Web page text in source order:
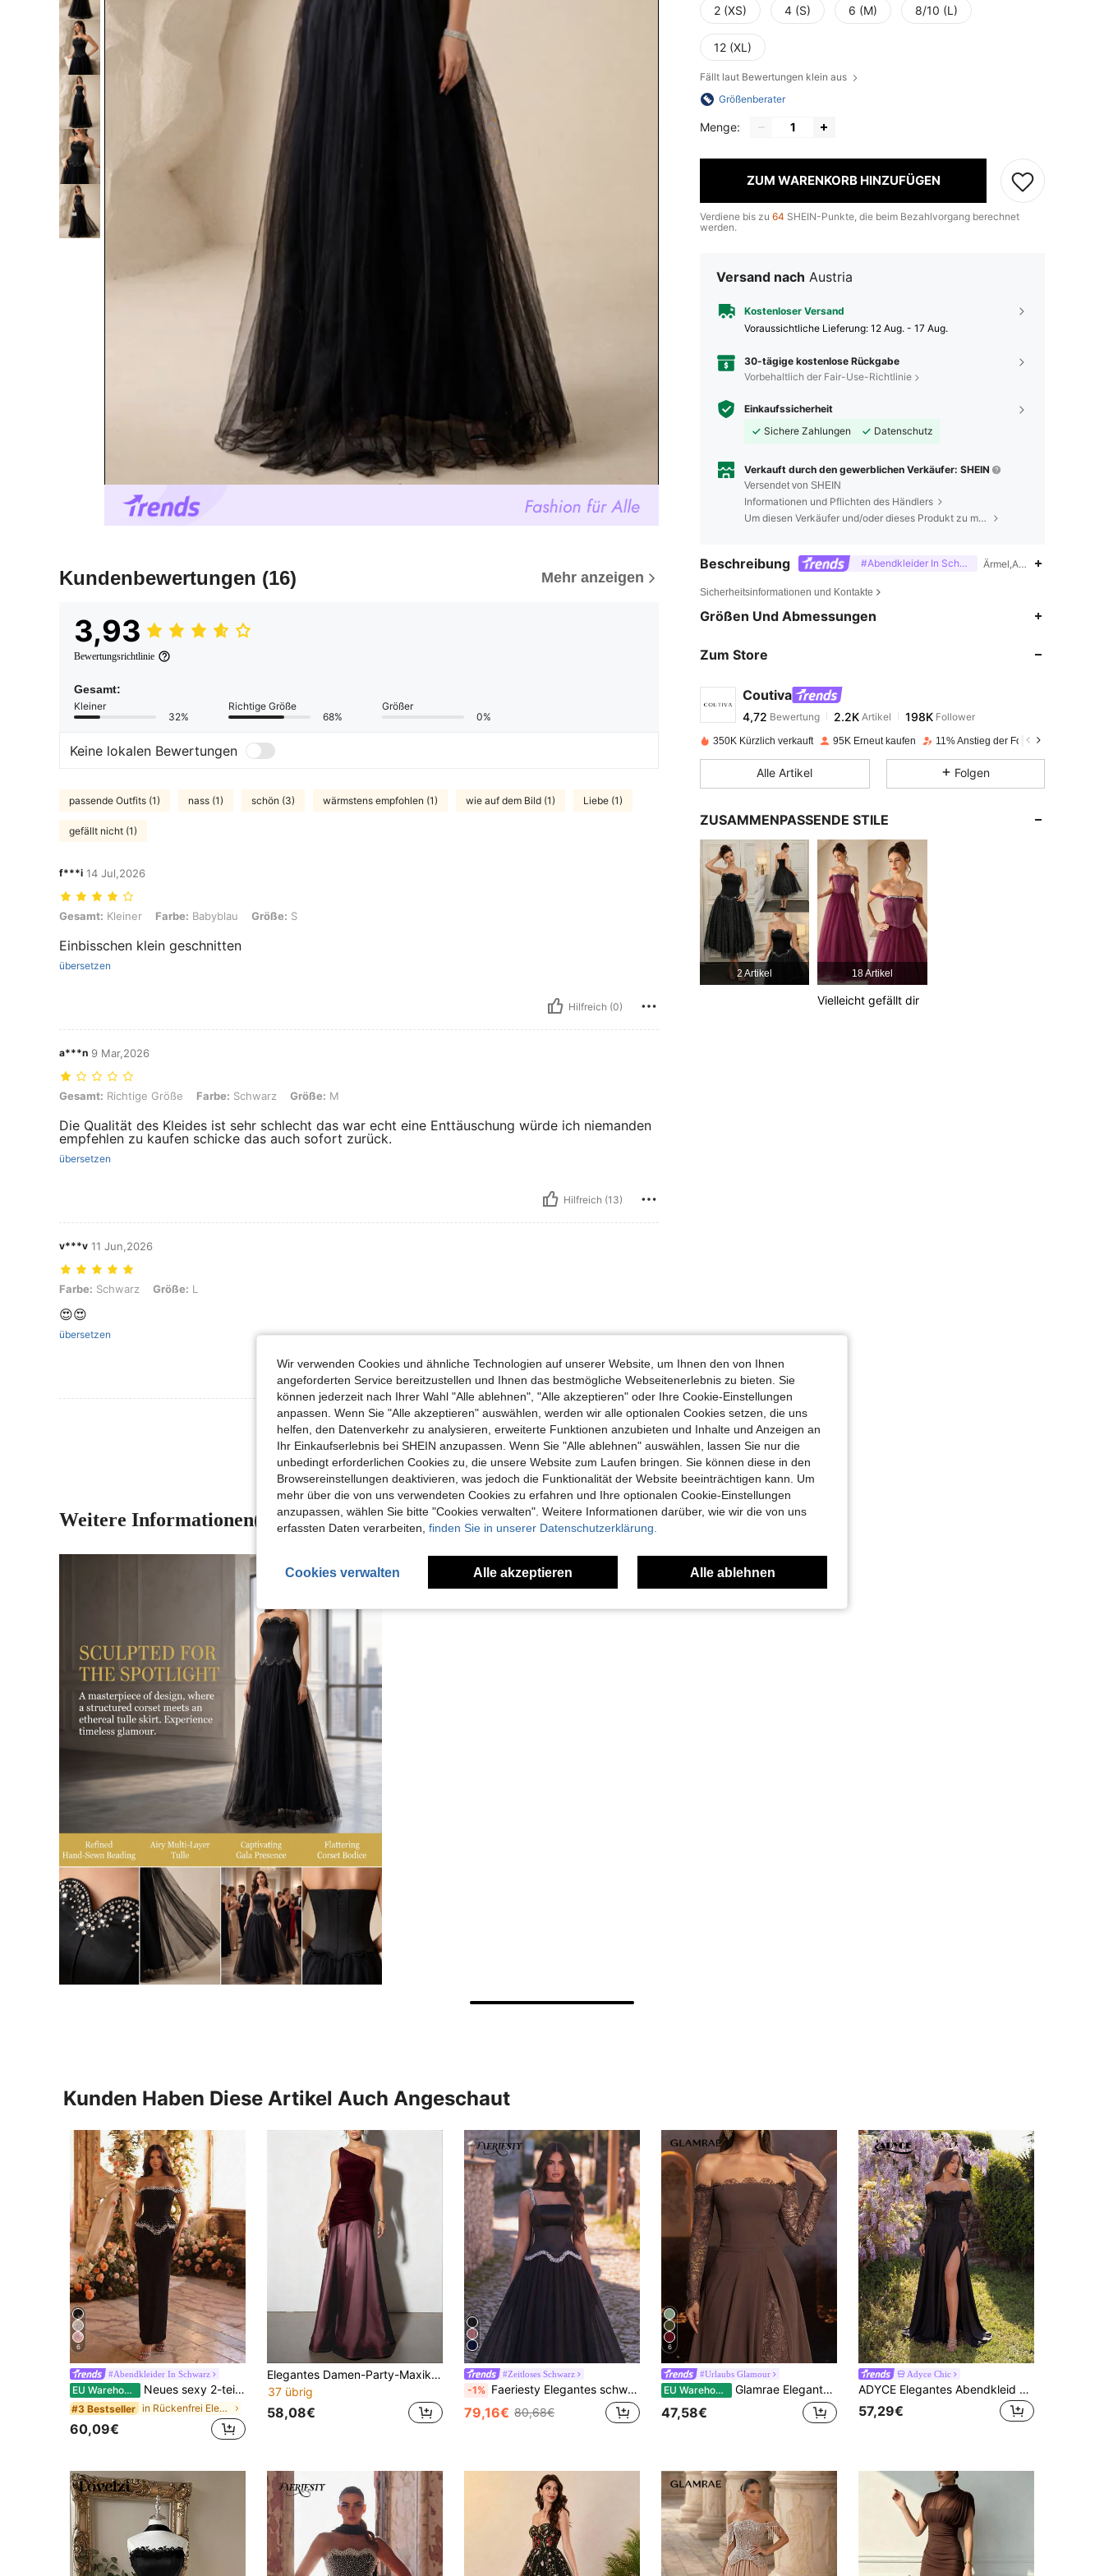
Kundenbewertungen (16) Mehr anzeigen
3,93
Bewertungsrichtlinie
Gesamt:
Kleiner
32%
Richtige Größe
68%
Größer
0%
Keine lokalen Bewertungen
passende Outfits (1) nass (1) schön (3) wärmstens empfohlen (1) wie auf dem Bild (1) Liebe (1)
gefällt nicht (1)
f***i 14 Jul,2026
Gesamt: Kleiner, Farbe: Babyblau, Größe: S
Gesamt: Kleiner Farbe: Babyblau Größe: S
Einbisschen klein geschnitten
übersetzen
Hilfreich (0)
a***n 9 Mar,2026
Gesamt: Richtige Größe, Farbe: Schwarz, Größe: M
Gesamt: Richtige Größe Farbe: Schwarz Größe: M
Die Qualität des Kleides ist sehr schlecht das war echt eine Enttäuschung würde ich niemanden
empfehlen zu kaufen schicke das auch sofort zurück.
übersetzen
Hilfreich (13)
v***v 11 Jun,2026
Farbe: Schwarz, Größe: L
Farbe: Schwarz Größe: L
😍😍
übersetzen
Hilfreich (6)
Mehr Bewertungen Ansehen
2 (XS) 4 (S) 6 (M) 8/10 (L)
12 (XL)
Fällt laut Bewertungen klein aus
Größenberater
Menge:
ZUM WARENKORB HINZUFÜGEN
Verdiene bis zu 64 SHEIN-Punkte, die beim Bezahlvorgang berechnet
werden.
Versand nach Austria
Kostenloser Versand
Voraussichtliche Lieferung: 12 Aug. - 17 Aug.
30-tägige kostenlose Rückgabe
Vorbehaltlich der Fair-Use-Richtlinie
Einkaufssicherheit
Sichere Zahlungen
Datenschutz
Verkauft durch den gewerblichen Verkäufer: SHEIN
Versendet von SHEIN
Informationen und Pflichten des Händlers
Um diesen Verkäufer und/oder dieses Produkt zu melden
Beschreibung #Abendkleider In Schwarz
Sicherheitsinformationen und Kontakte
Größen Und Abmessungen
Zum Store
Coutiva
4,72
4,72 Bewertung 2.2K
m***mbezahltVor 1 Tag
4,72 2.2K 198K
4,72 2.2K 198K
4,72 2.2K 198K
2.2K 198K
350K Kürzlich verkauft 95K Erneut kaufen 11% Anstieg der Follower
Alle Artikel Folgen
ZUSAMMENPASSENDE STILE
2 Artikel 18 Artikel
Vielleicht gefällt dir
Weitere Informationen(1)
Kunden Haben Diese Artikel Auch Angeschaut
6
#Abendkleider In Schwarz
EU Warehouse Neues sexy 2-teiliges Set für Frauen, mit glänzendem Perlen-Dekor Neckholder Rückenfreies Rüschen-Top und figurbetontem Bodycon-Rock mit Schlitz, geeignet für formelle Anlässe wie Partys, Hochzeiten, Dates
#3 Bestseller in Rückenfrei Elegante Abendkleider
60,09€
Elegantes Damen-Party-Maxikleid, burgunderrotes ärmelloses Samt-Oberteil mit Satin-A-Linien-Rock, geeignet für Hochzeiten und Feiertage im Herbst
37 übrig
58,08€
#Zeitloses Schwarz
-1% Faeriesty Elegantes schwarzes Damen-Abendkleid mit ausgestelltem Rock, Spaghettiträger-Ausschnitt, Perlenverzierung, nicht dehnbar, strahlt charmante Eleganz aus. Party Hochzeit Herbst
79,16€ 80,68€
6
#Urlaubs Glamour
EU Warehouse Glamrae Elegantes minimalistisches strukturiertes Abendkleid mit Off-Shoulder-Ausschnitt, Spitzenbesatz, geraffter Halbdurchsichtigkeit und doppeltem Schlitz-Saum, Festliches Kleid, leichtes Mesh-Kleid, Valentinstag
47,58€
Adyce Chic
ADYCE Elegantes Abendkleid mit einer Schulter, Spitze, langen Ärmeln, Falten, Korsettstangen, hoher Taille, hohem Schlitz, rückenfrei, Schleppe mit Bindung, A-Linie, bodenlang, geeignet für Abschlussball, Geburtstagsparty, Abendessen, Homecoming-Party, Hochzeitsgast, formelles Abendessen, Familientreffen und andere Anlässe
57,29€
Wir verwenden Cookies und ähnliche Technologien auf unserer Website, um Ihnen den von Ihnen
angeforderten Service bereitzustellen und Ihnen das bestmögliche Webseitenerlebnis zu bieten. Sie
können jederzeit nach Ihrer Wahl "Alle ablehnen", "Alle akzeptieren" oder Ihre Cookie-Einstellungen
anpassen. Wenn Sie "Alle akzeptieren" auswählen, werden wir alle optionalen Cookies setzen, die uns
helfen, den Datenverkehr zu analysieren, erweiterte Funktionen anzubieten und Inhalte und Anzeigen an
Ihr Einkaufserlebnis bei SHEIN anzupassen. Wenn Sie "Alle ablehnen" auswählen, lassen Sie nur die
unbedingt erforderlichen Cookies zu, die unsere Website zum Laufen bringen. Sie können diese in den
Browsereinstellungen deaktivieren, was jedoch die Funktionalität der Website beeinträchtigen kann. Um
mehr über die von uns verwendeten Cookies zu erfahren und Ihre optionalen Cookie-Einstellungen
anzupassen, wählen Sie bitte "Cookies verwalten". Weitere Informationen darüber, wie wir die von uns
erfassten Daten verarbeiten, finden Sie in unserer Datenschutzerklärung.
Cookies verwalten Alle akzeptieren Alle ablehnen